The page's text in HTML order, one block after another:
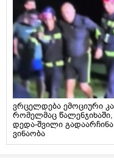
ვრცელდება ემოციური
რომელმაც
დედა-შვილი
ვინაობა